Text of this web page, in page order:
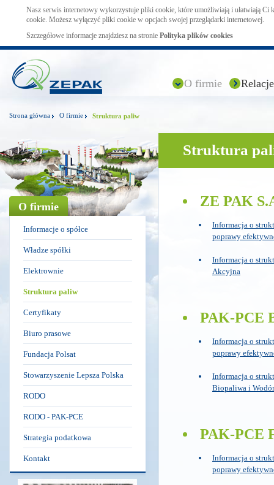
Nasz serwis internetowy wykorzystuje pliki cookie, które umożliwiają i ułatwiają Ci
cookie. Możesz wyłączyć pliki cookie w opcjach swojej przeglądarki internetowej.
Szczegółowe informacje znajdziesz na stronie Polityka plików cookies
O firmie
Strona główna O firmie Struktura paliw
O firmie
Informacje o spółce
Władze spółki
Elektrownie
Struktura paliw
Certyfikaty
Biuro prasowe
Fundacja Polsat
Stowarzyszenie Lepsza Polska
RODO
RODO - PAK-PCE
Strategia podatkowa
Kontakt
Struktura
ZE PAK
Informacja o
poprawy
Informacja o
Akcyjna
PAK-PCE
Informacja o
poprawy
Informacja o
Biopaliwa i
PAK-PCE
Informacja o
poprawy